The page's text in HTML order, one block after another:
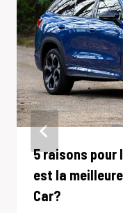
5 raisons pour
est la
Car?